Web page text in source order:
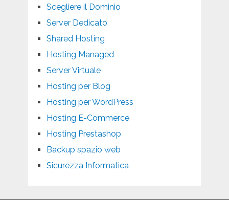
Scegliere il Dominio
Server Dedicato
Shared Hosting
Hosting Managed
Server Virtuale
Hosting per Blog
Hosting per WordPress
Hosting E-Commerce
Hosting Prestashop
Backup spazio web
Sicurezza Informatica